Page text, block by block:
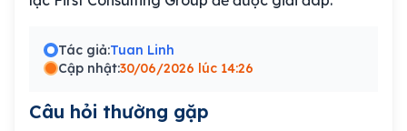
Tác giả:Tuan Linh
Cập nhật:30/06/2026 lúc 14:26
Câu hỏi thường gặp